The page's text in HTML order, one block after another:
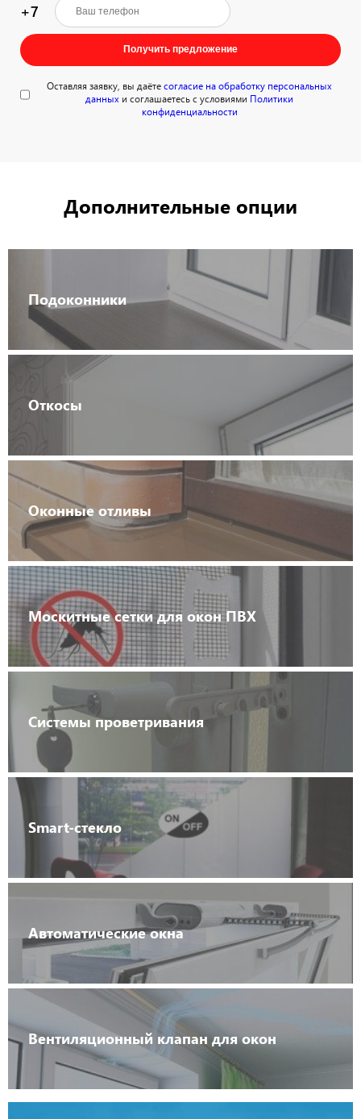
+7
Получить предложение
Оставляя заявку, вы даётесогласие на обработку персональных
данных и соглашаетесь с условиями Политики
конфиденциальности
Дополнительные опции
Подоконники
Откосы
Оконные отливы
Москитные сетки для окон ПВХ
Системы проветривания
Smart-стекло
Автоматические окна
Вентиляционный клапан для окон